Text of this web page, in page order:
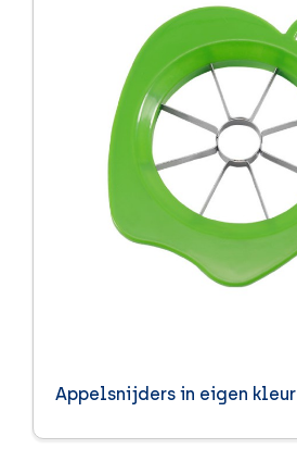
Appelsnijders in eigen kleur